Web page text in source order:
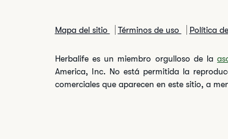
Mapa del sitio Términos de uso Política
Herbalife es un miembro orgulloso de la
America, Inc. No está permitida la
comerciales que aparecen en este sitio, a